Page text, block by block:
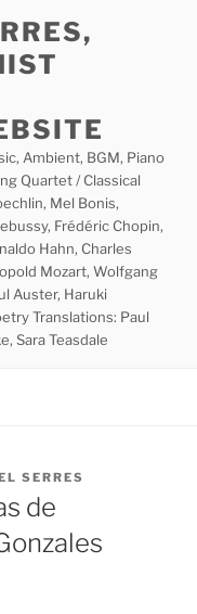
Ambient, BGM, Piano
Quartet / Classical
Mel Bonis,
Frédéric Chopin,
Hahn, Charles
Mozart, Wolfgang
Auster, Haruki
Translations: Paul
Sara Teasdale
SERRES
de